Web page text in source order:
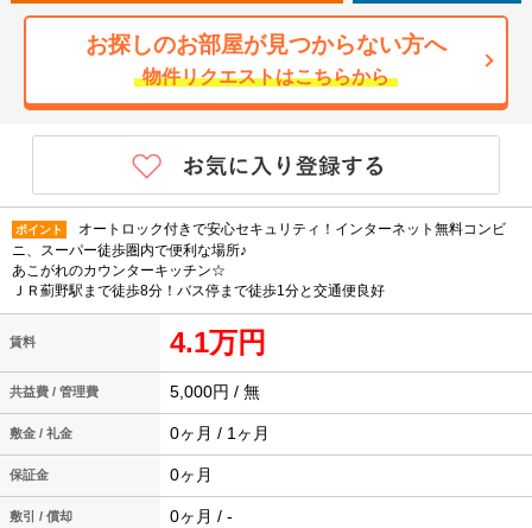
お探しのお部屋が見つからない方へ
物件リクエストはこちらから
ポイント
オートロック付きで安心セキュリティ！インターネット無料コンビ
ニ、スーパー徒歩圏内で便利な場所♪
あこがれのカウンターキッチン☆
ＪＲ薊野駅まで徒歩8分！バス停まで徒歩1分と交通便良好
賃料 4.1万円
共益費 / 管理費 5,000円 / 無
敷金 / 礼金 0ヶ月 / 1ヶ月
保証金 0ヶ月
敷引 / 償却 0ヶ月 / -